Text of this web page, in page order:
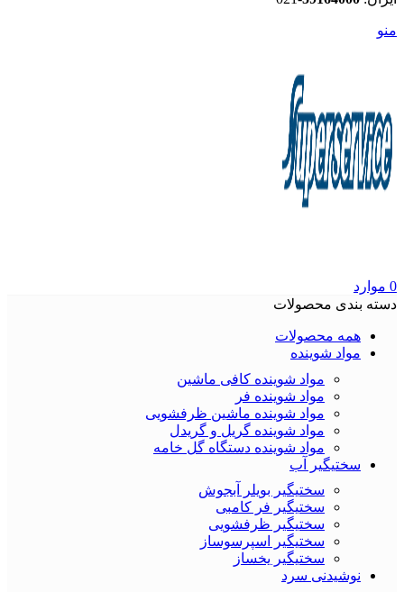
منو
0 موارد
دسته بندی محصولات
همه محصولات
مواد شوینده
مواد شوینده کافی ماشین
مواد شوینده فر
مواد شوینده ماشین ظرفشویی
مواد شوینده گریل و گریدل
مواد شوینده دستگاه گل خامه
سختیگیر آب
سختیگیر بویلر آبجوش
سختیگیر فر کامبی
سختیگیر ظرفشویی
سختیگیر اسپرسوساز
سختیگیر یخساز
نوشیدنی سرد